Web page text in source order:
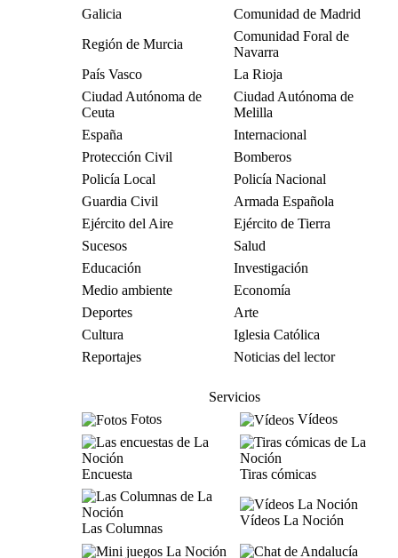
Galicia
Comunidad de Madrid
Región de Murcia
Comunidad Foral de
Navarra
País Vasco
La Rioja
Ciudad Autónoma de
Ceuta
Ciudad Autónoma de
Melilla
España
Internacional
Protección Civil
Bomberos
Policía Local
Policía Nacional
Guardia Civil
Armada Española
Ejército del Aire
Ejército de Tierra
Sucesos
Salud
Educación
Investigación
Medio ambiente
Economía
Deportes
Arte
Cultura
Iglesia Católica
Reportajes
Noticias del lector
Servicios
Fotos
Vídeos
Encuesta Tiras cómicas
Las Columnas
Vídeos La Noción